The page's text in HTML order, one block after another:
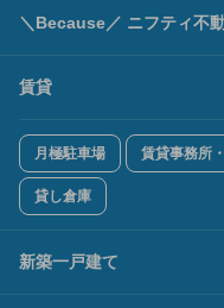
＼Because／ ニフティ不
賃貸
月極駐車場 賃貸事務所
貸し倉庫
新築一戸建て